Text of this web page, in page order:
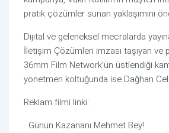
pratik çözümler sunan yaklaşımını
Dijital ve geleneksel mecralarda
İletişim Çözümleri imzası taşıyan ve
36mm Film Network’ün üstlendiği
yönetmen koltuğunda ise Dağhan
Reklam filmi linki:
· Günün Kazananı Mehmet Bey!